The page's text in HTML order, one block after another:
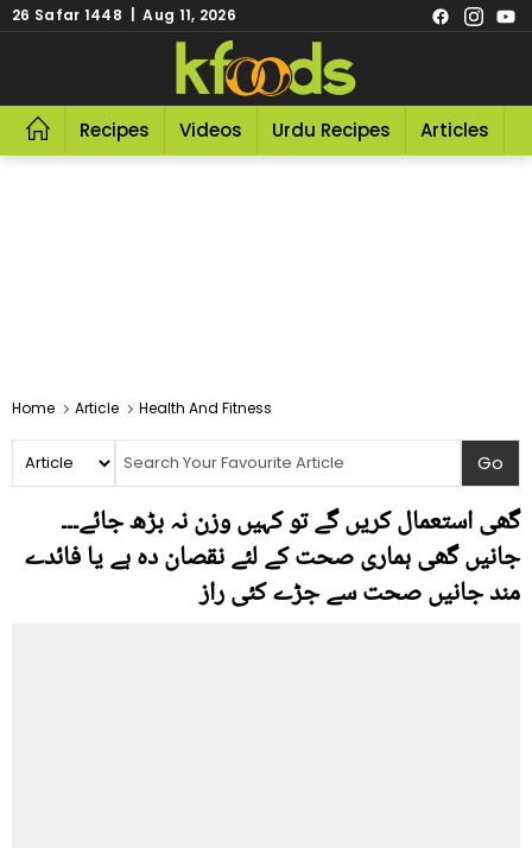
26 Safar 1448 | Aug 11, 2026
Recipes Videos Urdu Recipes Articles
Home Article Health And Fitness
گھی استعمال کریں گے تو کہیں وزن نہ بڑھ جائے۔۔۔
جانیں گھی ہماری صحت کے لئے نقصان دہ ہے یا فائدے
مند جانیں صحت سے جڑے کئی راز